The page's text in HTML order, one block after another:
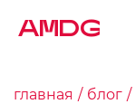
AMDG
главная блог